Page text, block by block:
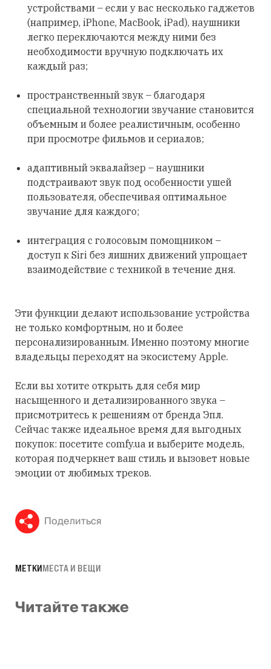
устройствами – если у вас несколько гаджетов
(например, iPhone, MacBook, iPad), наушники
легко переключаются между ними без
необходимости вручную подключать их
каждый раз;
пространственный звук – благодаря
специальной технологии звучание становится
объемным и более реалистичным, особенно
при просмотре фильмов и сериалов;
адаптивный эквалайзер – наушники
подстраивают звук под особенности ушей
пользователя, обеспечивая оптимальное
звучание для каждого;
интеграция с голосовым помощником –
доступ к Siri без лишних движений упрощает
взаимодействие с техникой в течение дня.
Эти функции делают использование устройства
не только комфортным, но и более
персонализированным. Именно поэтому многие
владельцы переходят на экосистему Apple.
Если вы хотите открыть для себя мир
насыщенного и детализированного звука –
присмотритесь к решениям от бренда Эпл.
Сейчас также идеальное время для выгодных
покупок: посетите comfy.ua и выберите модель,
которая подчеркнет ваш стиль и вызовет новые
эмоции от любимых треков.
Поделиться
МЕТКИМЕСТА И ВЕЩИ
Читайте также